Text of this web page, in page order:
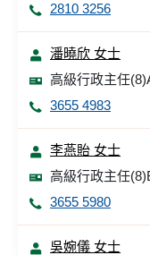
2810 3256
潘曉欣 女士
高級行政主任
3655 4983
李燕貽 女士
高級行政主任
3655 5980
吳婉儀 女士